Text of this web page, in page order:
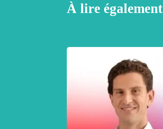
À lire également